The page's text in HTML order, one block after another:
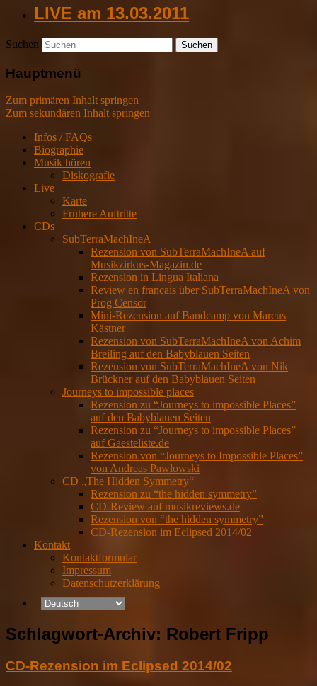
LIVE am 13.03.2011
Suchen
Hauptmenü
Zum primären Inhalt springen
Zum sekundären Inhalt springen
Infos / FAQs
Biographie
Musik hören
Diskografie
Live
Karte
Frühere Auftritte
CDs
SubTerraMachIneA
Rezension von SubTerraMachIneA auf
Musikzirkus-Magazin.de
Rezension in Lingua Italiana
Review en francais über SubTerraMachIneA von
Prog Censor
Mini-Rezension auf Bandcamp von Marcus
Kästner
Rezension von SubTerraMachIneA von Achim
Breiling auf den Babyblauen Seiten
Rezension von SubTerraMachIneA von Nik
Brückner auf den Babyblauen Seiten
Journeys to impossible places
Rezension zu “Journeys to impossible Places”
auf den Babyblauen Seiten
Rezension zu “Journeys to impossible Places”
auf Gaesteliste.de
Rezension von “Journeys to Impossible Places”
von Andreas Pawlowski
CD „The Hidden Symmetry“
Rezension zu “the hidden symmetry”
CD-Review auf musikreviews.de
Rezension von “the hidden symmetry”
CD-Rezension im Eclipsed 2014/02
Kontakt
Kontaktformular
Impressum
Datenschutzerklärung
Schlagwort-Archiv: Robert Fripp
CD-Rezension im Eclipsed 2014/02